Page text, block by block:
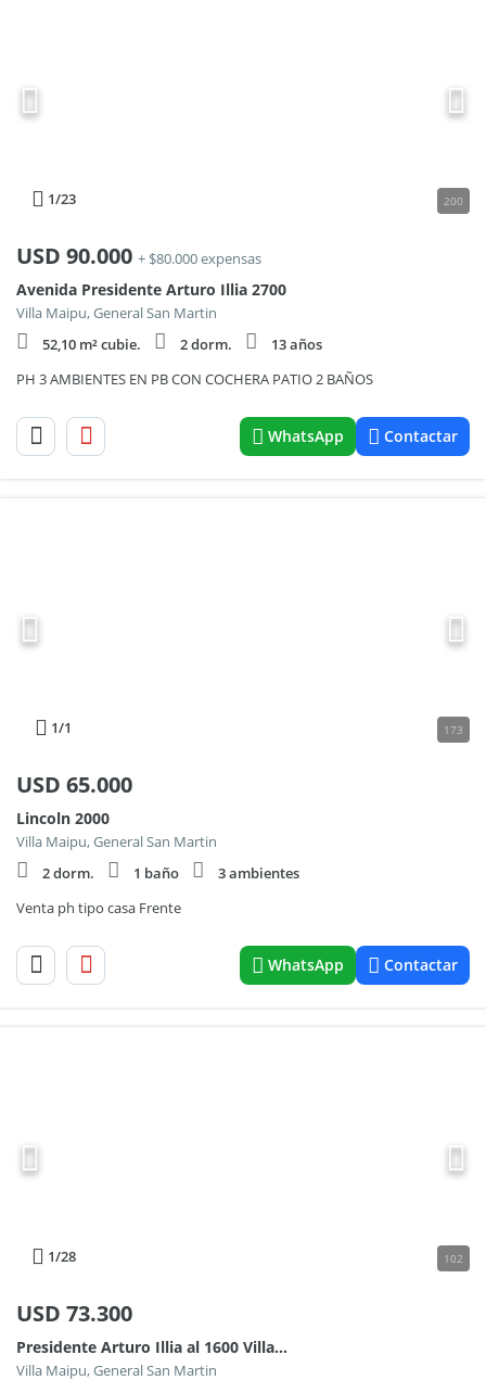
1/23 200
USD 90.000 + $80.000 expensas
Avenida Presidente Arturo Illia 2700
Villa Maipu, General San Martin
52,10 m² cubie.
2 dorm.
13 años
PH 3 AMBIENTES EN PB CON COCHERA PATIO 2 BAÑOS
WhatsApp Contactar
1/1 173
USD 65.000
Lincoln 2000
Villa Maipu, General San Martin
2 dorm.
1 baño
3 ambientes
Venta ph tipo casa Frente
WhatsApp Contactar
1/28 102
USD 73.300
Presidente Arturo Illia al 1600 Villa Maipu San Martin
Villa Maipu, General San Martin